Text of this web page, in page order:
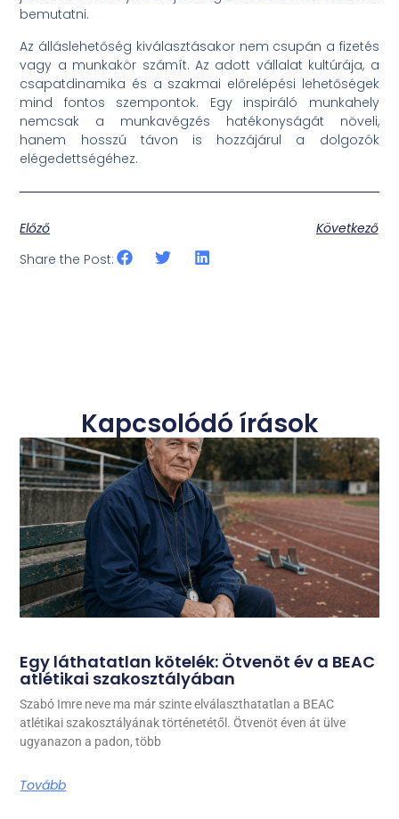
bemutatni.
Az álláslehetőség kiválasztásakor nem csupán a fizetés
vagy a munkakör számít. Az adott vállalat kultúrája, a
csapatdinamika és a szakmai előrelépési lehetőségek
mind fontos szempontok. Egy inspiráló munkahely
nemcsak a munkavégzés hatékonyságát növeli,
hanem hosszú távon is hozzájárul a dolgozók
elégedettségéhez.
Előző
Következő
Share the Post:
Kapcsolódó írások
Egy láthatatlan kötelék: Ötvenöt év a BEAC
atlétikai szakosztályában
Szabó Imre neve ma már szinte elválaszthatatlan a BEAC
atlétikai szakosztályának történetétől. Ötvenöt éven át ülve
ugyanazon a padon, több
Tovább